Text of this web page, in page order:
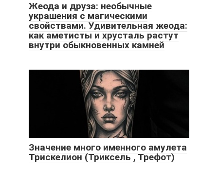
Жеода и друза: необычные
украшения с магическими
свойствами. Удивительная жеода:
как аметисты и хрусталь растут
внутри обыкновенных камней
Значение много именного амулета
Трискелион (Триксель , Трефот)